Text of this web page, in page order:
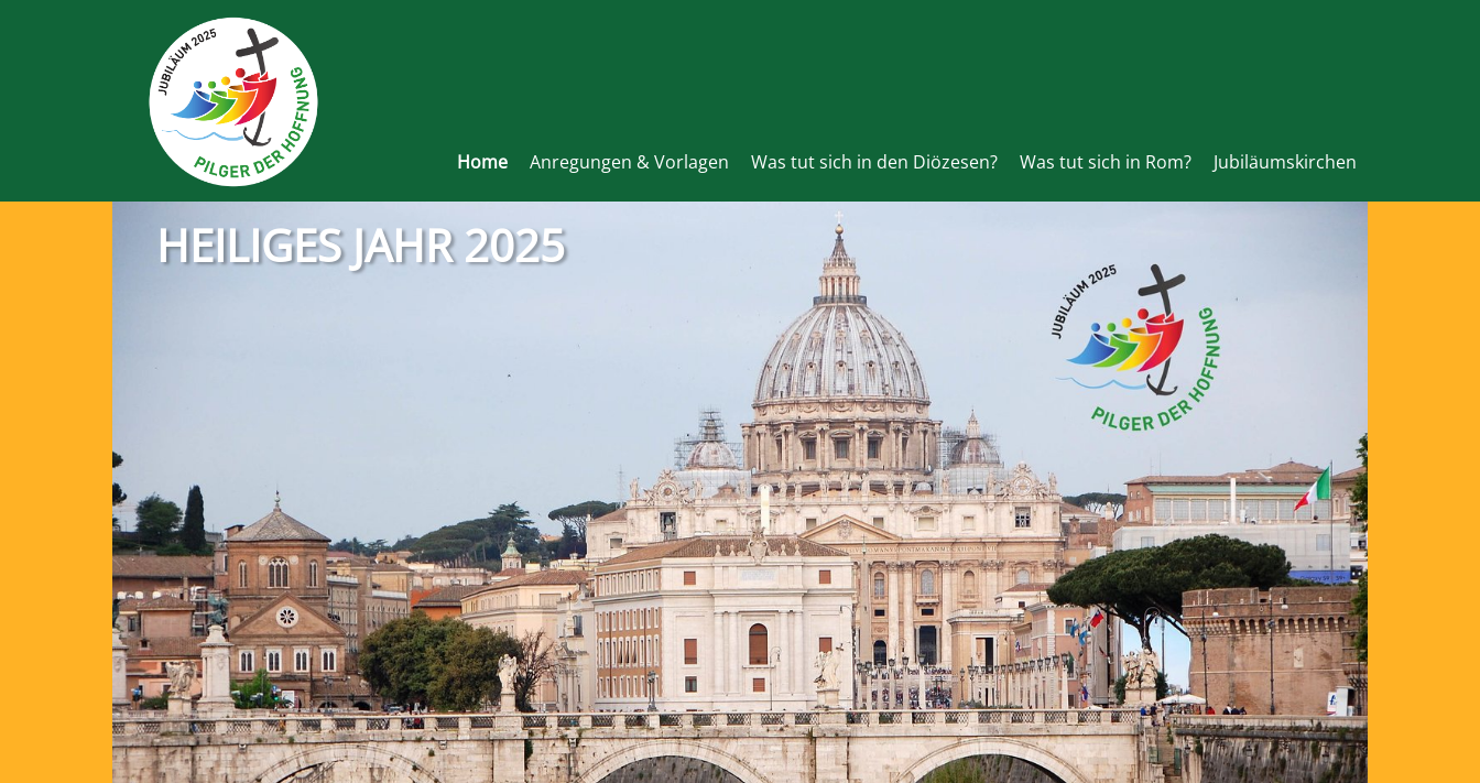
Home Anregungen & Vorlagen Was tut sich in den Diözesen? Was tut sich in Rom? Jubiläumskirchen
HEILIGES JAHR 2025